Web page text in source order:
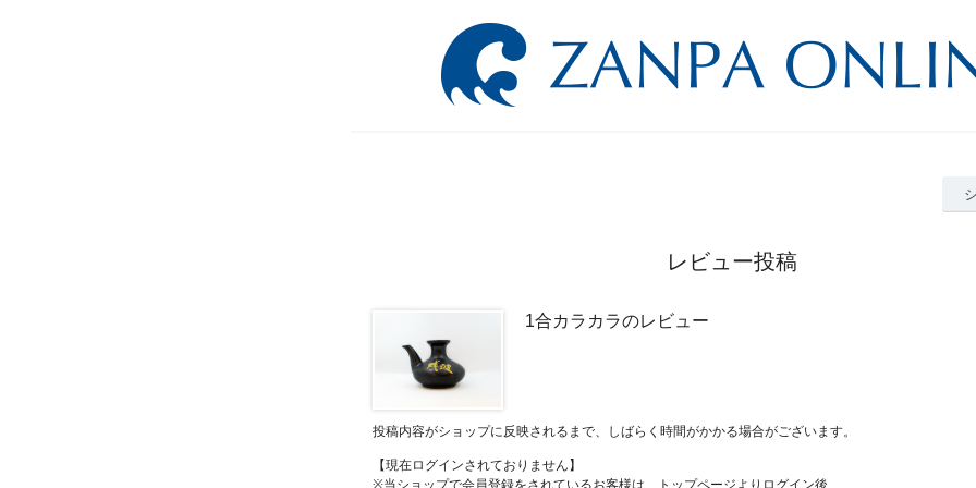
レビュー投稿
1合カラカラのレビュー
投稿内容がショップに反映されるまで、しばらく時間がかかる場合がございます。
【現在ログインされておりません】
※当ショップで会員登録をされているお客様は、トップページよりログイン後、